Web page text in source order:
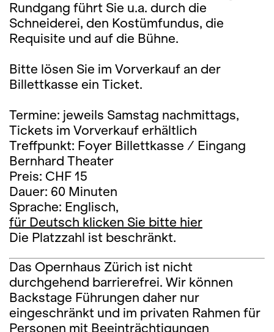
Rundgang führt Sie u.a. durch die
Schneiderei, den Kostümfundus, die
Requisite und auf die Bühne.
Bitte lösen Sie im Vorverkauf an der
Billettkasse ein Ticket.
Termine: jeweils Samstag nachmittags,
Tickets im Vorverkauf erhältlich
Treffpunkt: Foyer Billettkasse / Eingang
Bernhard Theater
Preis: CHF 15
Dauer: 60 Minuten
Sprache: Englisch,
für Deutsch klicken Sie bitte hier
Die Platzzahl ist beschränkt.
Das Opernhaus Zürich ist nicht
durchgehend barrierefrei. Wir können
Backstage Führungen daher nur
eingeschränkt und im privaten Rahmen für
Personen mit Beeinträchtigungen